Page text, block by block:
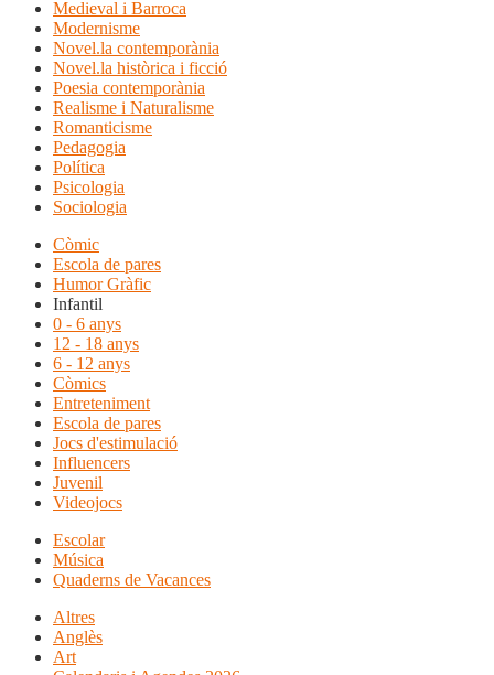
Medieval i Barroca
Modernisme
Novel.la contemporània
Novel.la històrica i ficció
Poesia contemporània
Realisme i Naturalisme
Romanticisme
Pedagogia
Política
Psicologia
Sociologia
Còmic
Escola de pares
Humor Gràfic
Infantil
0 - 6 anys
12 - 18 anys
6 - 12 anys
Còmics
Entreteniment
Escola de pares
Jocs d'estimulació
Influencers
Juvenil
Videojocs
Escolar
Música
Quaderns de Vacances
Altres
Anglès
Art